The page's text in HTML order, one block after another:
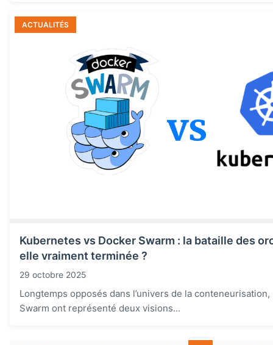
ACTUALITÉS
Kubernetes vs Docker Swarm : la bataille des
elle vraiment terminée ?
29 octobre 2025
Longtemps opposés dans l’univers de la
Swarm ont représenté deux visions...